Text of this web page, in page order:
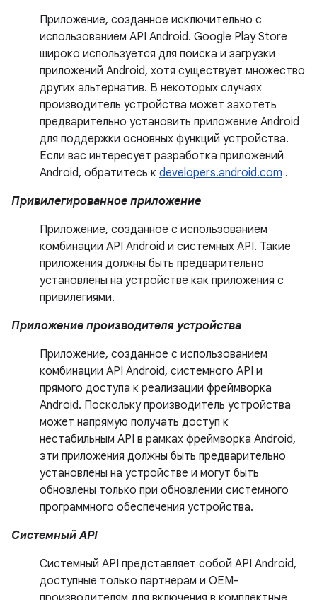
Приложение, созданное исключительно с
использованием API Android. Google Play Store
широко используется для поиска и загрузки
приложений Android, хотя существует множество
других альтернатив. В некоторых случаях
производитель устройства может захотеть
предварительно установить приложение Android
для поддержки основных функций устройства.
Если вас интересует разработка приложений
Android, обратитесь к developers.android.com .
Привилегированное приложение
Приложение, созданное с использованием
комбинации API Android и системных API. Такие
приложения должны быть предварительно
установлены на устройстве как приложения с
привилегиями.
Приложение производителя устройства
Приложение, созданное с использованием
комбинации API Android, системного API и
прямого доступа к реализации фреймворка
Android. Поскольку производитель устройства
может напрямую получать доступ к
нестабильным API в рамках фреймворка Android,
эти приложения должны быть предварительно
установлены на устройстве и могут быть
обновлены только при обновлении системного
программного обеспечения устройства.
Системный API
Системный API представляет собой API Android,
доступные только партнерам и OEM-